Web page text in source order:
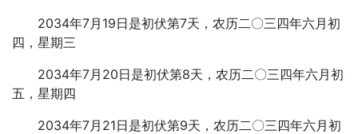
2034年7月19日是初伏第7天，农历二〇三四年六月初
四，星期三
2034年7月20日是初伏第8天，农历二〇三四年六月初
五，星期四
2034年7月21日是初伏第9天，农历二〇三四年六月初